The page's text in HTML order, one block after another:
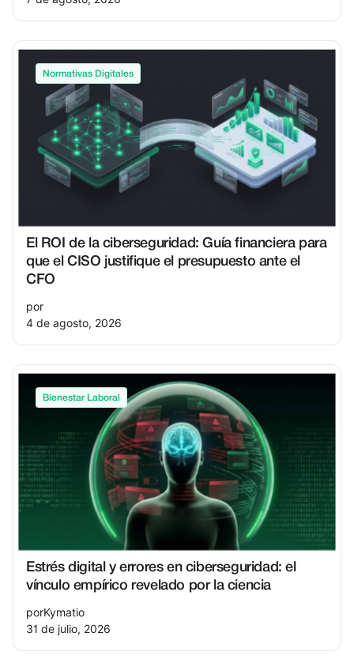
Normativas Digitales
El ROI de la ciberseguridad: Guía financiera para
que el CISO justifique el presupuesto ante el
CFO
por
4 de agosto, 2026
Bienestar Laboral
Estrés digital y errores en ciberseguridad: el
vínculo empírico revelado por la ciencia
porKymatio
31 de julio, 2026